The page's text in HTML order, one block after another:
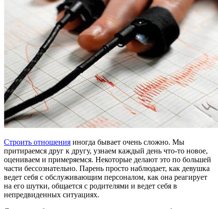
Строить отношения иногда бывает очень сложно. Мы
притираемся друг к другу, узнаем каждый день что-то новое,
оцениваем и примеряемся. Некоторые делают это по большей
части бессознательно. Парень просто наблюдает, как девушка
ведет себя с обслуживающим персоналом, как она реагирует
на его шутки, общается с родителями и ведет себя в
непредвиденных ситуациях.